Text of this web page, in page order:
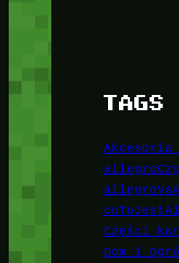
TAGS
Akcesoria
Części
Dom i